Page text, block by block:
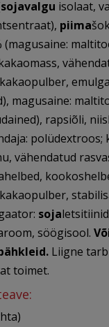
sojavalgu isolaat,
piima
(magusaine:
magusaine:
rapsiõli,
polüdextroos;
vähendatud
soja
söögisool.
Liigne
toimet.